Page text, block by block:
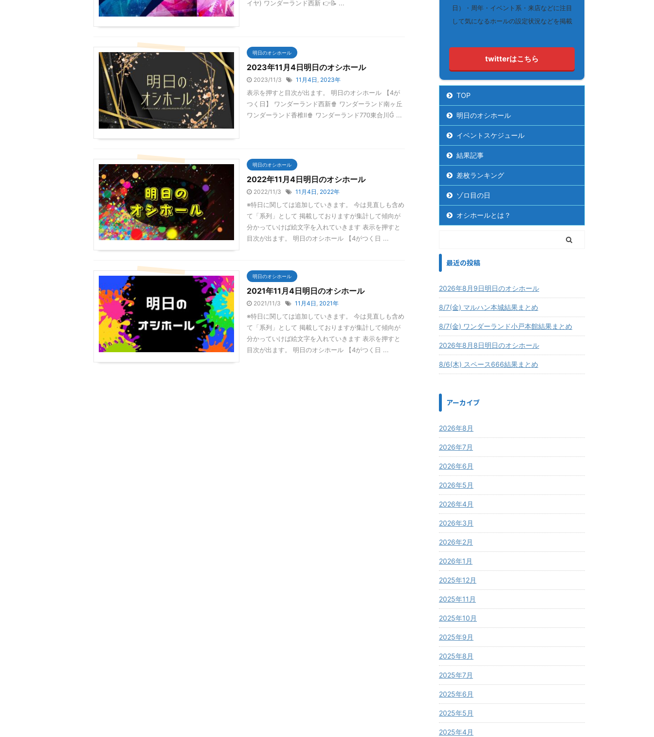
イヤ) ワンダーランド西新 👉📝 ...
明日のオシホール
2023年11月4日明日のオシホール
2023/11/3 11月4日 2023年
表示を押すと目次が出ます。 明日のオシホール 【4が
つく日】 ワンダーランド西新🍿 ワンダーランド南ヶ丘
ワンダーランド香椎Ⅱ🍿 ワンダーランド770東合川Ǵ ...
明日のオシホール
2022年11月4日明日のオシホール
2022/11/3 11月4日 2022年
※特日に関しては追加していきます。 今は見直しも含め
て「系列」として 掲載しておりますが集計して傾向が
分かっていけば絵文字を入れていきます 表示を押すと
目次が出ます。 明日のオシホール 【4がつく日 ...
明日のオシホール
2021年11月4日明日のオシホール
2021/11/3 11月4日 , 2021年
※特日に関しては追加していきます。 今は見直しも含め
て「系列」として 掲載しておりますが集計して傾向が
分かっていけば絵文字を入れていきます 表示を押すと
目次が出ます。 明日のオシホール 【4がつく日 ...
日）・周年・イベント系・来店などに注目
して気になるホールの設定状況などを掲載
twitterはこちら
TOP
明日のオシホール
イベントスケジュール
結果記事
差枚ランキング
ゾロ目の日
オシホールとは？
最近の投稿
2026年8月9日明日のオシホール
8/7(金) マルハン本城結果まとめ
8/7(金) ワンダーランド小戸本館結果まとめ
2026年8月8日明日のオシホール
8/6(木) スペース666結果まとめ
アーカイブ
2026年8月
2026年7月
2026年6月
2026年5月
2026年4月
2026年3月
2026年2月
2026年1月
2025年12月
2025年11月
2025年10月
2025年9月
2025年8月
2025年7月
2025年6月
2025年5月
2025年4月